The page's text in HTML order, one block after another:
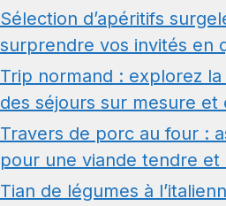
Sélection d’apéritifs
surprendre vos invités en
Trip normand : explorez
des séjours sur mesure et
Travers de porc au four :
pour une viande tendre et
Tian de légumes à